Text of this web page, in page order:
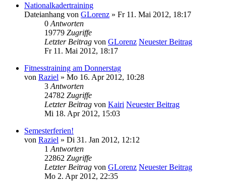
Nationalkadertraining
Dateianhang von GLorenz » Fr 11. Mai 2012, 18:17
0 Antworten
19779 Zugriffe
Letzter Beitrag von GLorenz Neuester Beitrag
Fr 11. Mai 2012, 18:17
Fitnesstraining am Donnerstag
von Raziel » Mo 16. Apr 2012, 10:28
3 Antworten
24782 Zugriffe
Letzter Beitrag von Kairi Neuester Beitrag
Mi 18. Apr 2012, 15:03
Semesterferien!
von Raziel » Di 31. Jan 2012, 12:12
1 Antworten
22862 Zugriffe
Letzter Beitrag von GLorenz Neuester Beitrag
Mo 2. Apr 2012, 22:35